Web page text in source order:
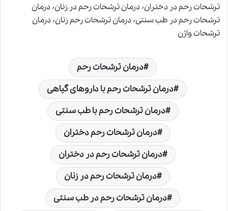
ترشحات رحم در دختران٬ درمان ترشحات رحم در زنان٬ درمان
ترشحات رحم در طب سنتی٬ درمان ترشحات رحم زنان٬ درمان
ترشحات واژن
درمان ترشحات رحم
درمان ترشحات رحم با داروهای گیاهی
درمان ترشحات رحم با طب سنتی
درمان ترشحات رحم دختران
درمان ترشحات رحم در دختران
درمان ترشحات رحم در زنان
درمان ترشحات رحم در طب سنتی